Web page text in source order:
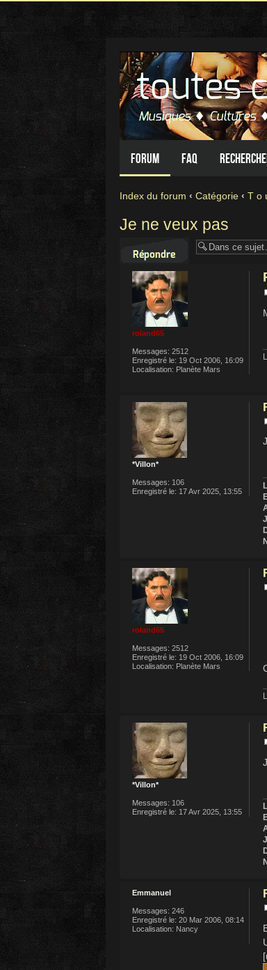
Forum FAQ
Index du forum ‹ Catégorie ‹ T o
Je ne veux pas
roland65
Messages: 2512
Enregistré le: 19 Oct 2006, 16:09
Localisation: Planète Mars
L
J
*Villon*
Messages: 106
Enregistré le: 17 Avr 2025, 13:55
roland65
Messages: 2512
Enregistré le: 19 Oct 2006, 16:09
Localisation: Planète Mars
L
J
N
*Villon*
Messages: 106
Enregistré le: 17 Avr 2025, 13:55
Emmanuel
Messages: 246
Enregistré le: 20 Mar 2006, 08:14
Localisation: Nancy